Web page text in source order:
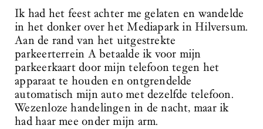
Ik had het feest achter me gelaten en wandelde
in het donker over het Mediapark in Hilversum.
Aan de rand van het uitgestrekte
parkeerterrein A betaalde ik voor mijn
parkeerkaart door mijn telefoon tegen het
apparaat te houden en ontgrendelde
automatisch mijn auto met dezelfde telefoon.
Wezenloze handelingen in de nacht, maar ik
had haar mee onder mijn arm.